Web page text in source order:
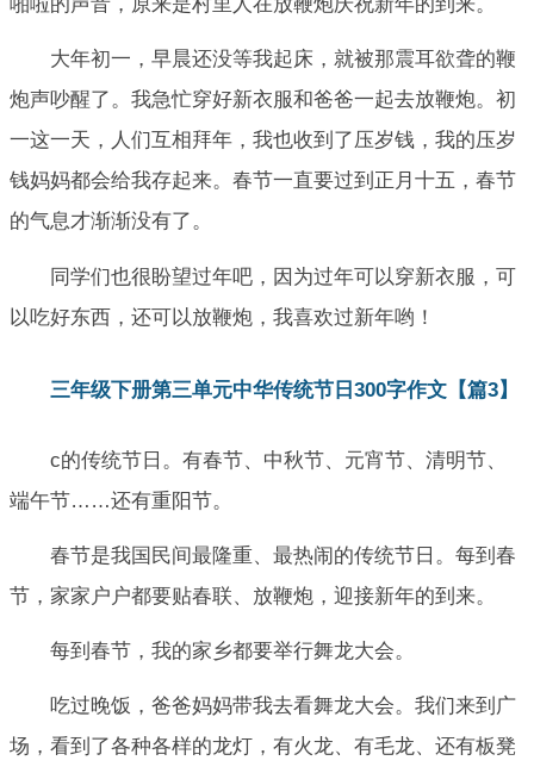
大年初一，早晨还没等我起床，就被那震耳欲聋的鞭
炮声吵醒了。我急忙穿好新衣服和爸爸一起去放鞭炮。初
一这一天，人们互相拜年，我也收到了压岁钱，我的压岁
钱妈妈都会给我存起来。春节一直要过到正月十五，春节
的气息才渐渐没有了。
同学们也很盼望过年吧，因为过年可以穿新衣服，可
以吃好东西，还可以放鞭炮，我喜欢过新年哟！
三年级下册第三单元中华传统节日300字作文【篇3】
c的传统节日。有春节、中秋节、元宵节、清明节、
端午节……还有重阳节。
春节是我国民间最隆重、最热闹的传统节日。每到春
节，家家户户都要贴春联、放鞭炮，迎接新年的到来。
每到春节，我的家乡都要举行舞龙大会。
吃过晚饭，爸爸妈妈带我去看舞龙大会。我们来到广
场，看到了各种各样的龙灯，有火龙、有毛龙、还有板凳